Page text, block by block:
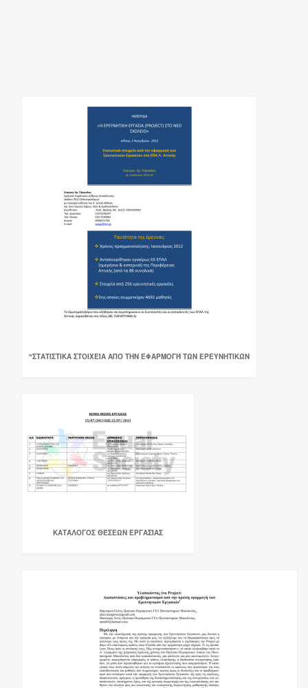
"ΣΤΑΤΙΣΤΙΚΆ ΣΤΟΙΧΕΊΑ ΑΠΌ ΤΗΝ ΕΦΑΡΜΟΓΉ ΤΩΝ ΕΡΕΥΝΗΤΙΚΏΝ
ΚΑΤΆΛΟΓΟΣ ΘΈΣΕΩΝ ΕΡΓΑΣΊΑΣ